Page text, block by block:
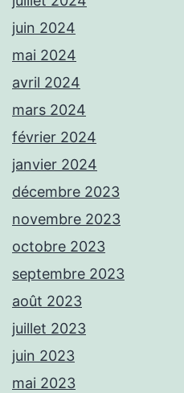
juin 2024
mai 2024
avril 2024
mars 2024
février 2024
janvier 2024
décembre 2023
novembre 2023
octobre 2023
septembre 2023
août 2023
juillet 2023
juin 2023
mai 2023